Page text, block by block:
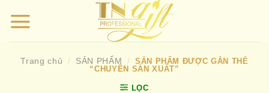
qua
Trang chủ / SẢN PHẨM / SẢN PHẨM ĐƯỢC GẮN THẺ
“CHUYÊN SẢN XUẤT”
LỌC